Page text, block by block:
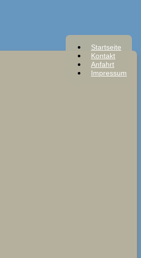
Startseite
Kontakt
Anfahrt
Impressum